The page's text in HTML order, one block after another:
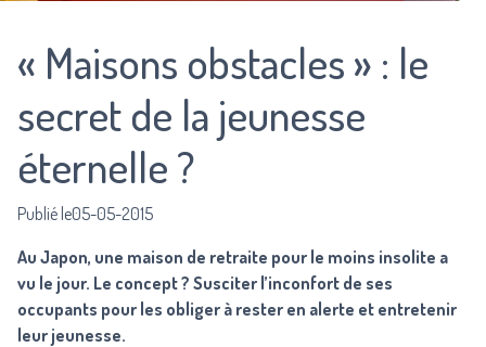
« Maisons obstacles » : le
secret de la jeunesse
éternelle ?
Publié le05-05-2015
Au Japon, une maison de retraite pour le moins insolite a
vu le jour. Le concept ? Susciter l’inconfort de ses
occupants pour les obliger à rester en alerte et entretenir
leur jeunesse.